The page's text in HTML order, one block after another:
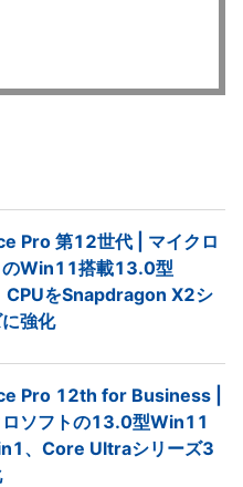
Pro 第12世代 | マイクロ
のWin11搭載13.0型
CPUをSnapdragon X2シ
強化
Pro 12th for Business |
ロソフトの13.0型Win11
、Core Ultraシリーズ3